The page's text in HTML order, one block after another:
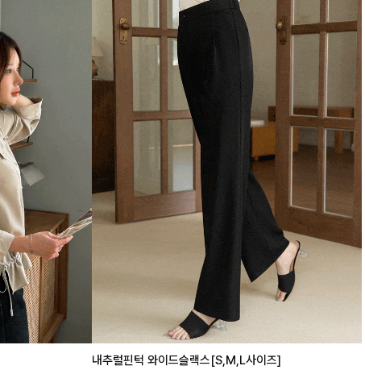
내추럴핀턱 와이드슬랙스[S,M,L사이즈]